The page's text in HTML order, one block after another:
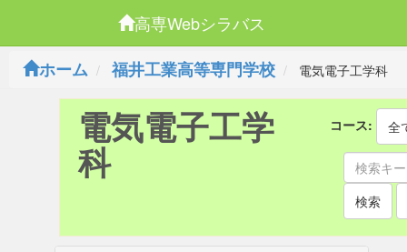
高専Webシラバス
ホーム
福井工業高等専門学校 電気電子工学科
電気電子工学
科
コース: 全
検索